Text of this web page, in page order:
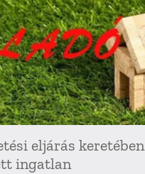
eljárás keretében
ingatlan